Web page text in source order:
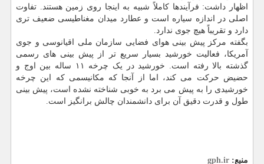
اظهار داشت: فرآیندها کاملاً شبیه به اینجا روی زمین هستند. تفاوت
اصلی در اندازه سیاره است و عطارد میدان مغناطیسی ضعیف تری
دارد و تقریباً هیچ جوی ندارد.
بگفته مرکز پیش بینی هوای فضایی سازمان ملی اقیانوسی و جوی
آمریکا، فعالیت خورشید بسیار سریع تر از پیش بینی های رسمی
گذشته بالا رفته است. خورشید در یک چرخه ۱۱ ساله بین اوج و
حضیض حرکت می کند، اما از آنجا که مکانیسمی که این چرخه
خورشیدی را به پیش می برد به خوبی شناخته نشده است، پیش بینی
طول و قدرت دقیق آن برای دانشمندان چالش برانگیز است.
منبع: gph.ir